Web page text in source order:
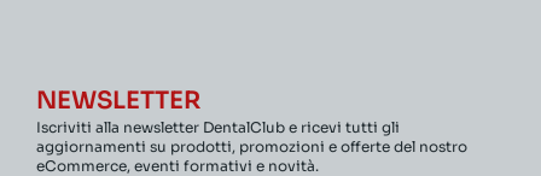
NEWSLETTER
Iscriviti alla newsletter DentalClub e ricevi tutti gli
aggiornamenti su prodotti, promozioni e offerte del nostro
eCommerce, eventi formativi e novità.